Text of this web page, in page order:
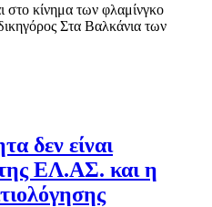
κίνημα των φλαμίνγκο
Στα Βαλκάνια των
δεν είναι
ΕΛ.ΑΣ. και η